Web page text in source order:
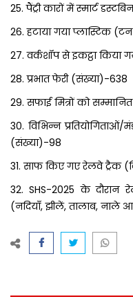
25. पैंट्री कारों में स्मार्ट
26. हटाया गया प्लास्टिक
27. वर्कशॉप से ​​इकट्ठा किया
28. प्रभात फेरी (संख्या)-638
29. सफाई मित्रों को
30. विभिन्न
(संख्या)-98
31. साफ किए गए रेलवे ट्रैक
32. SHS-2025 के दौरान
(नदियाँ, झीलें, तालाब, नाले